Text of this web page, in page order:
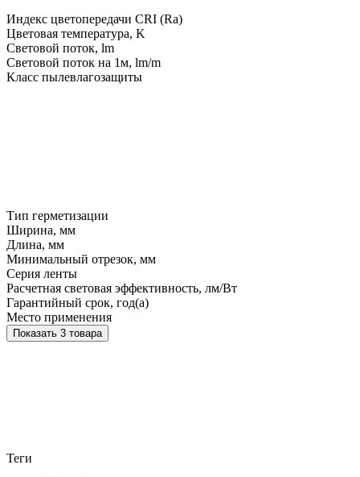
Индекс цветопередачи CRI (Ra)
Цветовая температура, K
Световой поток, lm
Световой поток на 1м, lm/m
Класс пылевлагозащиты
Тип герметизации
Ширина, мм
Длина, мм
Минимальный отрезок, мм
Серия ленты
Расчетная световая эффективность, лм/Вт
Гарантийный срок, год(а)
Место применения
Показать 3 товара
Теги